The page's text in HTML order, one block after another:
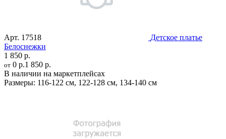
Арт. 17518
Детское платье
Белоснежки
1 850 р.
от 0 р.1 850 р.
В наличии на маркетплейсах
Размеры: 116-122 см, 122-128 см, 134-140 см